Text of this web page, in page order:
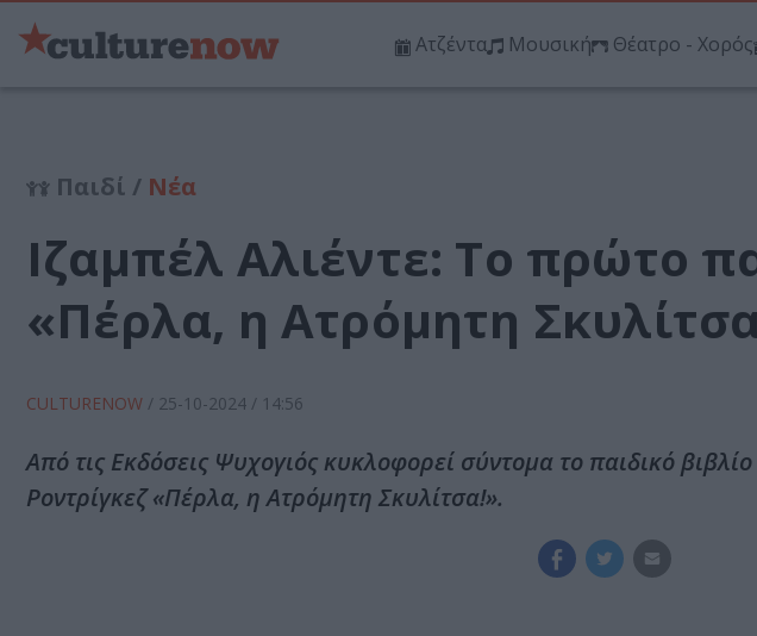
Ατζέντα Μουσική Θέατρο - Χορός
Παιδί / Νέα
Ιζαμπέλ Αλιέντε: Το πρώτο
«Πέρλα, η Ατρόμητη
CULTURENOW / 25-10-2024 / 14:56
Από τις Εκδόσεις Ψυχογιός κυκλοφορεί σύντομα το παιδικό
Ροντρίγκεζ «Πέρλα, η Ατρόμητη Σκυλίτσα!».